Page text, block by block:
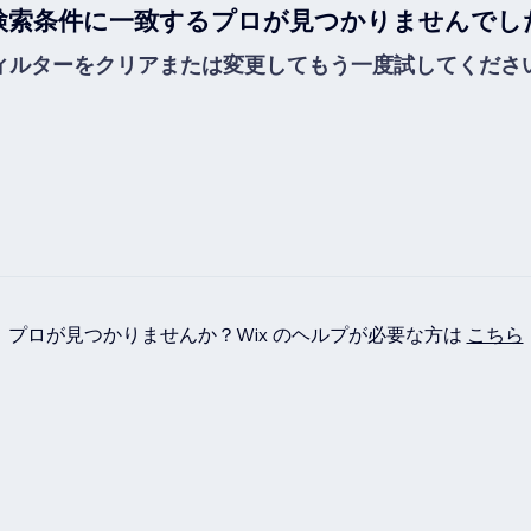
索条件に一致するプロが見つかりませんでし
ルターをクリアまたは変更してもう一度試してくださ
プロが見つかりませんか？Wix のヘルプが必要な方は こちら